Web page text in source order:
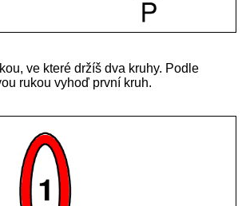
ve které držíš dva kruhy. Podle
rukou vyhoď první kruh.